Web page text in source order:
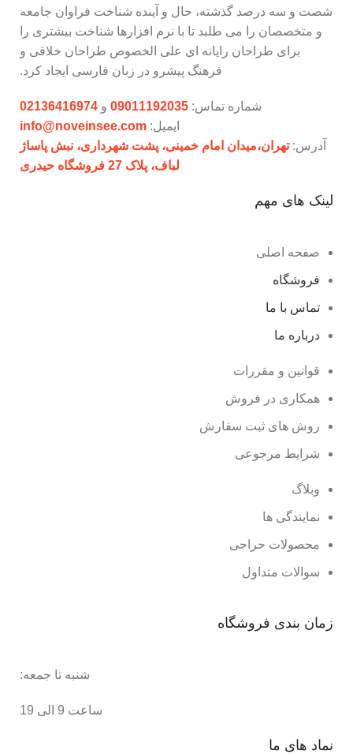
شصت و سه درصد گذشته، حال و آینده شناخت فراوان جامعه
و متخصصان را می طلبد تا با نرم افزارها شناخت بیشتری را
برای طراحان رایانه ای علی الخصوص طراحان خلاقی و
فرهنگ پیشرو در زبان فارسی ایجاد کرد.
شماره تماس: 09011192035 و 02136416974
ایمیل: info@noveinsee.com
آدرس:تهران،‌میدان امام خمینی، پشت شهرداری، نبش پاساژ
لباف، پلاک 27 فروشگاه حیدری
لینک های مهم
صفحه اصلی
فروشگاه
تماس با ما
درباره ما
قوانین و مقررات
همکاری در فروش
روش های ثبت سفارش
شرایط مرجوعی
وبلاگ
نمایندگی ها
محصولات حراجی
سوالات متداول
زمان بندی فروشگاه
شنبه تا جمعه:
ساعت 9 الی 19
نماد های ما